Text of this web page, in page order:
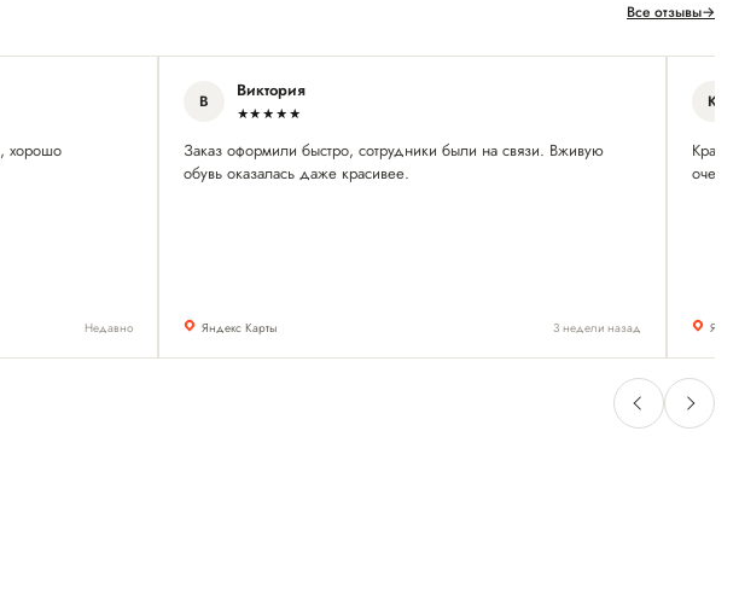
Все отзывы→
хорошо
Недавно
В Виктория
★★★★★
Заказ оформили быстро, сотрудники были на связи. Вживую
обувь оказалась даже красивее.
Яндекс Карты 3 недели назад
К